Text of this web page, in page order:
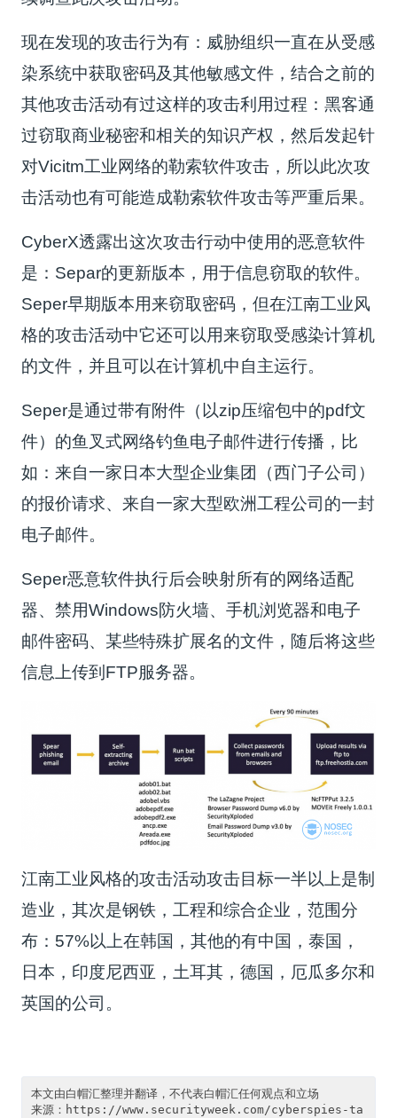
现在发现的攻击行为有：威胁组织一直在从受感
染系统中获取密码及其他敏感文件，结合之前的
其他攻击活动有过这样的攻击利用过程：黑客通
过窃取商业秘密和相关的知识产权，然后发起针
对Vicitm工业网络的勒索软件攻击，所以此次攻
击活动也有可能造成勒索软件攻击等严重后果。
CyberX透露出这次攻击行动中使用的恶意软件
是：Separ的更新版本，用于信息窃取的软件。
Seper早期版本用来窃取密码，但在江南工业风
格的攻击活动中它还可以用来窃取受感染计算机
的文件，并且可以在计算机中自主运行。
Seper是通过带有附件（以zip压缩包中的pdf文
件）的鱼叉式网络钓鱼电子邮件进行传播，比
如：来自一家日本大型企业集团（西门子公司）
的报价请求、来自一家大型欧洲工程公司的一封
电子邮件。
Seper恶意软件执行后会映射所有的网络适配
器、禁用Windows防火墙、手机浏览器和电子
邮件密码、某些特殊扩展名的文件，随后将这些
信息上传到FTP服务器。
江南工业风格的攻击活动攻击目标一半以上是制
造业，其次是钢铁，工程和综合企业，范围分
布：57%以上在韩国，其他的有中国，泰国，
日本，印度尼西亚，土耳其，德国，厄瓜多尔和
英国的公司。
本文由白帽汇整理并翻译，不代表白帽汇任何观点和立场
来源：https://www.securityweek.com/cyberspies-ta